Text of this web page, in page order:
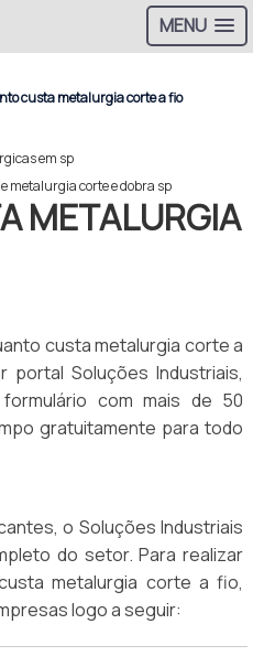
MENU
custa metalurgia corte a fio
em sp
metalurgia corte e dobra sp
METALURGIA
custa metalurgia corte a
Soluções Industriais,
com mais de 50
gratuitamente para todo
o Soluções Industriais
do setor. Para realizar
metalurgia corte a fio,
logo a seguir: